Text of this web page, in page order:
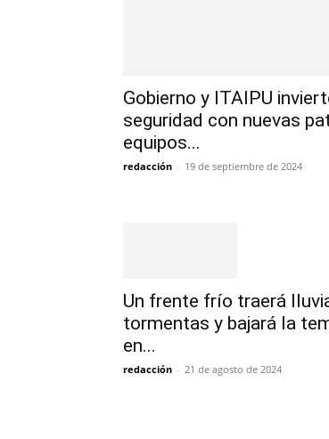
Gobierno y ITAIPU
seguridad con nuevas
equipos...
redacción - 19 de septiembre de 2024
Un frente frío traerá
tormentas y bajará la
en...
redacción - 21 de agosto de 2024